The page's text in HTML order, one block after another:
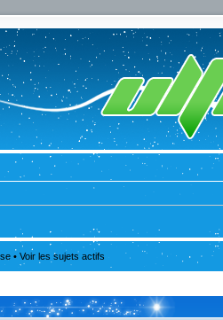
• Voir les sujets actifs